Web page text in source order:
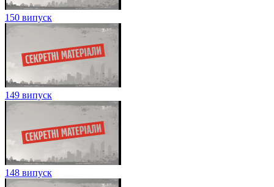
150 випуск
149 випуск
148 випуск